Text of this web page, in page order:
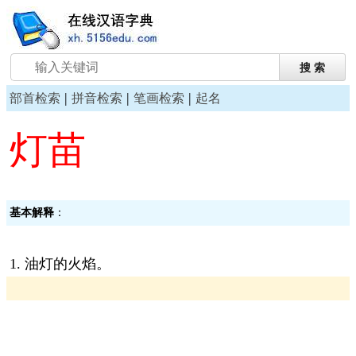
部首检索 | 拼音检索 | 笔画检索 | 起名
灯苗
基本解释 ：
1. 油灯的火焰。